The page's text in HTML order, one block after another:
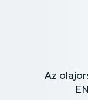
Az